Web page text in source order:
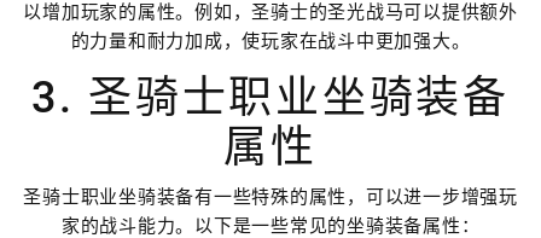
以增加玩家的属性。例如，圣骑士的圣光战马可以提供额外
的力量和耐力加成，使玩家在战斗中更加强大。
3. 圣骑士职业坐骑装备
属性
圣骑士职业坐骑装备有一些特殊的属性，可以进一步增强玩
家的战斗能力。以下是一些常见的坐骑装备属性：